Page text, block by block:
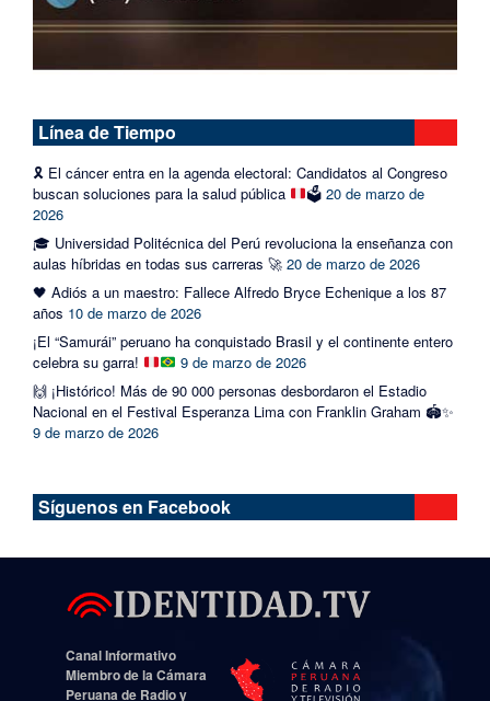
Línea de Tiempo
🎗️ El cáncer entra en la agenda electoral: Candidatos al Congreso
buscan soluciones para la salud pública
🗳️ 20 de marzo de
2026
🎓 Universidad Politécnica del Perú revoluciona la enseñanza con
aulas híbridas en todas sus carreras 🚀 20 de marzo de 2026
🖤 Adiós a un maestro: Fallece Alfredo Bryce Echenique a los 87
años 10 de marzo de 2026
¡El “Samurái” peruano ha conquistado Brasil y el continente entero
celebra su garra!
9 de marzo de 2026
🙌 ¡Histórico! Más de 90 000 personas desbordaron el Estadio
Nacional en el Festival Esperanza Lima con Franklin Graham 🏟️✨
9 de marzo de 2026
Síguenos en Facebook
Canal Informativo
Miembro de la Cámara
Peruana de Radio y